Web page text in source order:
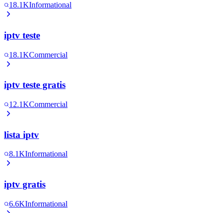
18.1KInformational
iptv teste
18.1KCommercial
iptv teste gratis
12.1KCommercial
lista iptv
8.1KInformational
iptv gratis
6.6KInformational